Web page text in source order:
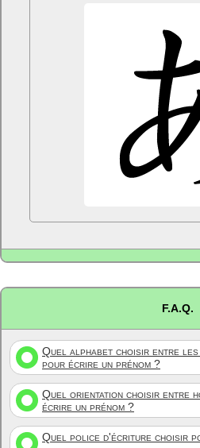
F.A.Q.
Quel alphabet choisir entre les
pour écrire un prénom ?
Quel orientation choisir entre
écrire un prénom ?
Quel police d'écriture choisir